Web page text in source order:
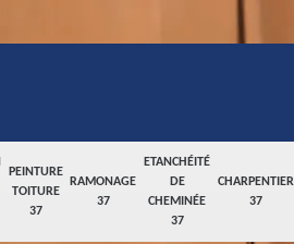
PEINTURE
TOITURE
37
RAMONAGE
37
ETANCHÉITÉ
DE
CHEMINÉE
37
CHARPENTIER
37